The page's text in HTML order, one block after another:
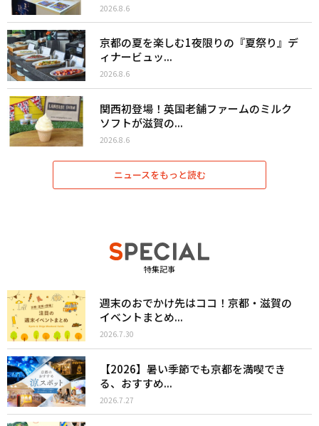
2026.8.6
京都の夏を楽しむ1夜限りの『夏祭り』デ
ィナービュッ...
2026.8.6
関西初登場！英国老舗ファームのミルク
ソフトが滋賀の...
2026.8.6
ニュースをもっと読む
特集記事
週末のおでかけ先はココ！京都・滋賀の
イベントまとめ...
2026.7.30
【2026】暑い季節でも京都を満喫でき
る、おすすめ...
2026.7.27